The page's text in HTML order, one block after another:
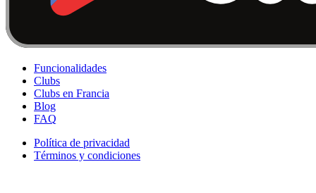
Funcionalidades
Clubs
Clubs en Francia
Blog
FAQ
Política de privacidad
Términos y condiciones